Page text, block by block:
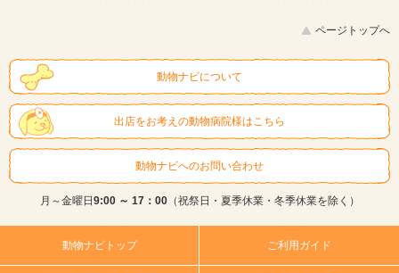
ページトップへ
動物ナビについて
出店をお考えの動物病院様はこちら
動物ナビへのお問い合わせ
月～金曜日 9:00 ～ 17：00（祝祭日・夏季休業・冬季休業を除く）
動物ナビトップ ご利用ガイド